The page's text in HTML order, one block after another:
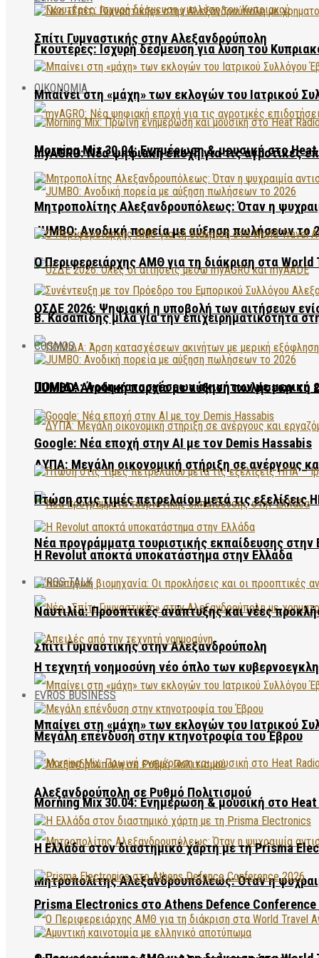
Γκουτέρες: Ισχυρή δέσμευση για λύση του
ΟΙΚΟΝΟΜΙΑ
myAGRO: Νέα ψηφιακή εποχή για τις αγροτικές
JUMBO: Ανοδική πορεία με αύξηση πωλήσεων το
ΟΣΔΕ 2026: Ψηφιακή η υποβολή των αιτήσεων
ΠΟΜΙΔΑ: Άρση κατασχέσεων ακινήτων με μερική
ΔΥΠΑ: Μεγάλη οικονομική στήριξη σε ανέργους
Νέα προγράμματα τουριστικής εκπαίδευσης στην
EVROS TALK
Σπίτι Γυμναστικής στην Αλεξανδρούπολη
Μπαίνει στη «μάχη» των εκλογών του Ιατρικού
Morning Mix 30.04: Ενημέρωση & μουσική στο Heat
Μητροπολίτης Αλεξανδρουπόλεως: Όταν η
Σπίτι Γυμναστικής στην Αλεξανδρούπολη
Μπαίνει στη «μάχη» των εκλογών του Ιατρικού
Morning Mix 30.04: Ενημέρωση & μουσική στο Heat
Μητροπολίτης Αλεξανδρουπόλεως: Όταν η
Ο Περιφερειάρχης ΑΜΘ για τη διάκριση στα World
Β. Κασαπίδης μιλά για την επιχειρηματικότητα
COSMOS
JUMBO: Ανοδική πορεία με αύξηση πωλήσεων το
Google: Νέα εποχή στην AI με τον Demis Hassabis
Πτώση στις τιμές πετρελαίου μετά τις εξελίξεις
Η Revolut αποκτά υποκατάστημα στην Ελλάδα
Ναυτιλία: Προοπτικές ανάπτυξης και νέες
Η τεχνητή νοημοσύνη νέο όπλο των
EVROS BUSINESS
Μεγάλη επένδυση στην κτηνοτροφία του Έβρου
Αλεξανδρούπολη σε Ρυθμό Πολιτισμού
Η Ελλάδα στον διαστημικό χάρτη με τη Prisma
Prisma Electronics στο Athens Defence Conference